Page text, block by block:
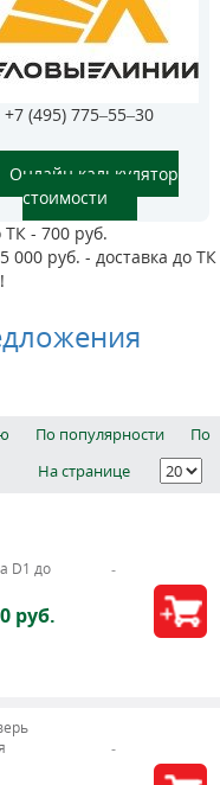
+7 (495) 775–55–30
Онлайн калькулятор
стоимости
- 700 руб.
000 руб. - доставка до ТК
По популярности
По
На странице
D1 до
руб.